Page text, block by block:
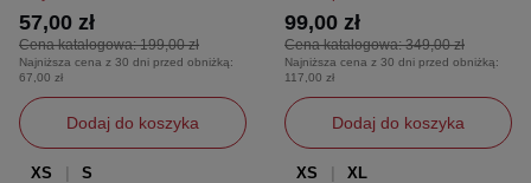
Cena katalogowa:199,00 zł
57,00 zł
Najniższa cena z 30 dni przed obniżką:
67,00 zł
Dodaj do koszyka
XS S
Cena katalogowa:349,00 zł
99,00 zł
Najniższa cena z 30 dni przed obniżką:
117,00 zł
Dodaj do koszyka
XS XL